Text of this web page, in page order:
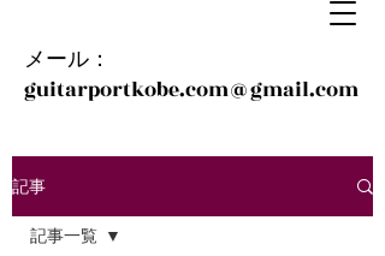
メール：
guitarportkobe.com@gmail.com
記事
記事一覧